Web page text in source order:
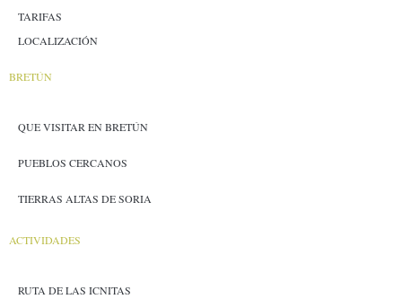
TARIFAS
LOCALIZACIÓN
BRETÚN
QUE VISITAR EN BRETÚN
PUEBLOS CERCANOS
TIERRAS ALTAS DE SORIA
ACTIVIDADES
RUTA DE LAS ICNITAS